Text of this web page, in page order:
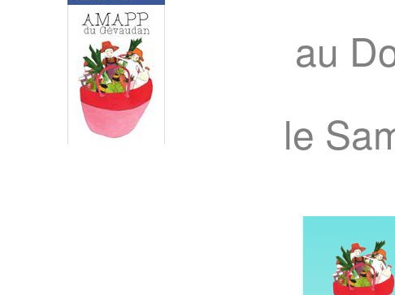
au
le